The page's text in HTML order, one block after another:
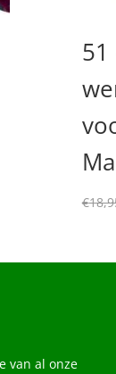
51
€
van al onze